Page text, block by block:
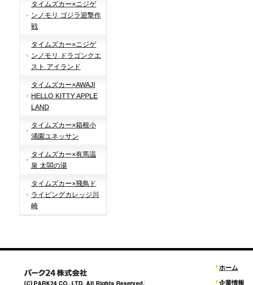
タイムズカー×ニジゲ
ンノモリ ゴジラ迎撃作
戦
タイムズカー×ニジゲ
ンノモリ ドラゴンクエ
スト アイランド
タイムズカー×AWAJI
HELLO KITTY APPLE
LAND
タイムズカー×箱根小
涌園ユネッサン
タイムズカー×有馬温
泉 太閤の湯
タイムズカー×飛鳥ド
ライビングカレッジ川
崎
ホーム
企業情報